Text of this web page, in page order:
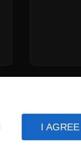
I AGREE